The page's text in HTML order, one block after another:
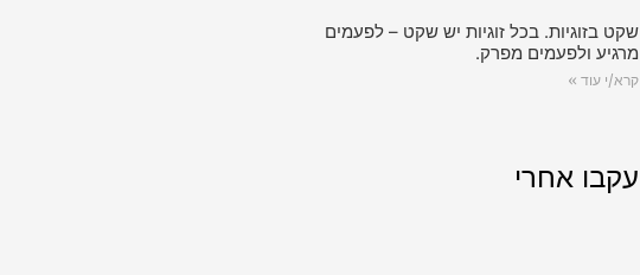
שקט בזוגיות. בכל זוגיות יש שקט – לפעמים
מרגיע ולפעמים מפרק.
קרא/י עוד »
עקבו אחרי